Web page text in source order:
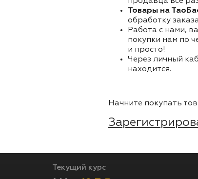
Товары на
обработку
Работа с нами,
покупки нам по
и просто!
Через личный
находится.
Начните покупать
Текущий курс